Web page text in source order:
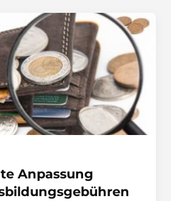
Anpassung